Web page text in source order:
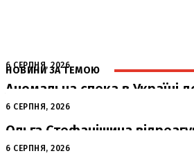
НОВИНИ ЗА ТЕМОЮ
6 СЕРПНЯ, 2026
Аномальна спека в Україні
кінця: очікується
6 СЕРПНЯ, 2026
Ольга Стефанішина
підозри від НАБУ та САП
6 СЕРПНЯ, 2026